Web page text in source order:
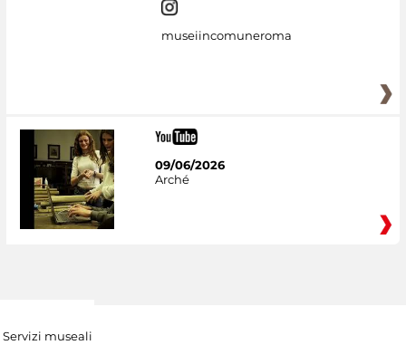
museiincomuneroma
09/06/2026
Arché
Servizi museali